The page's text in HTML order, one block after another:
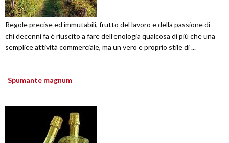
Regole precise ed immutabili, frutto del lavoro e della passione di
chi decenni fa è riuscito a fare dell’enologia qualcosa di più che una
semplice attività commerciale, ma un vero e proprio stile di ...
Spumante magnum